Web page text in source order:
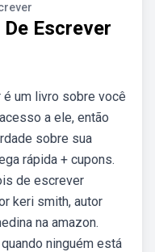
Escrever
um livro sobre você
a ele, então
sobre sua
rápida + cupons.
de escrever
keri smith, autor
na amazon.
ninguém está